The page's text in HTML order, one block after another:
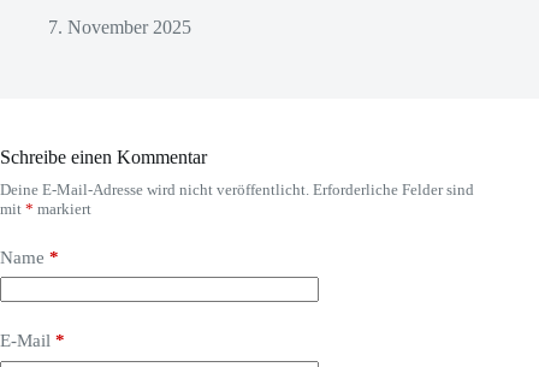
7. November 2025
Schreibe einen Kommentar
Deine E-Mail-Adresse wird nicht veröffentlicht. Erforderliche Felder sind
mit * markiert
Name *
E-Mail *